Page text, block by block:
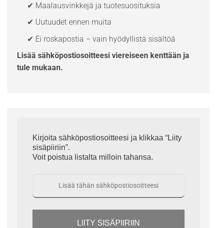
✔ Maalausvinkkejä ja tuotesuosituksia
✔ Uutuudet ennen muita
✔ Ei roskapostia – vain hyödyllistä sisältöä
Lisää sähköpostiosoitteesi viereiseen kenttään ja
tule mukaan.
Kirjoita sähköpostiosoitteesi ja klikkaa “Liity
sisäpiiriin”.
Voit poistua listalta milloin tahansa.
LIITY SISÄPIIRIIN